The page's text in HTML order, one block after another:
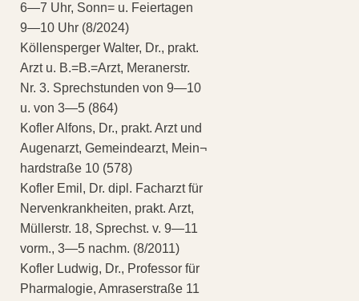
6—7 Uhr, Sonn= u. Feiertagen
9—10 Uhr (8/2024)
Köllensperger Walter, Dr., prakt.
Arzt u. B.=B.=Arzt, Meranerstr.
Nr. 3. Sprechstunden von 9—10
u. von 3—5 (864)
Kofler Alfons, Dr., prakt. Arzt und
Augenarzt, Gemeindearzt, Mein¬
hardstraße 10 (578)
Kofler Emil, Dr. dipl. Facharzt für
Nervenkrankheiten, prakt. Arzt,
Müllerstr. 18, Sprechst. v. 9—11
vorm., 3—5 nachm. (8/2011)
Kofler Ludwig, Dr., Professor für
Pharmalogie, Amraserstraße 11